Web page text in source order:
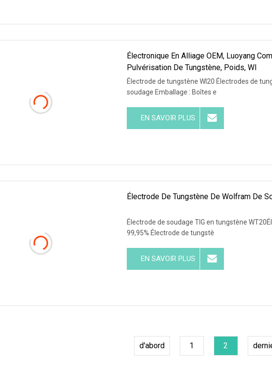
Électronique En Alliage OEM, Luoyang
Pulvérisation De Tungstène, Poids, Wl
Électrode de tungstène Wl20 Électrodes de
soudage Emballage : Boîtes e
EN SAVOIR PLUS
Électrode De Tungstène De Wolfram De
Électrode de soudage TIG en tungstène
99,95% Électrode de tungstè
EN SAVOIR PLUS
d'abord 1 2